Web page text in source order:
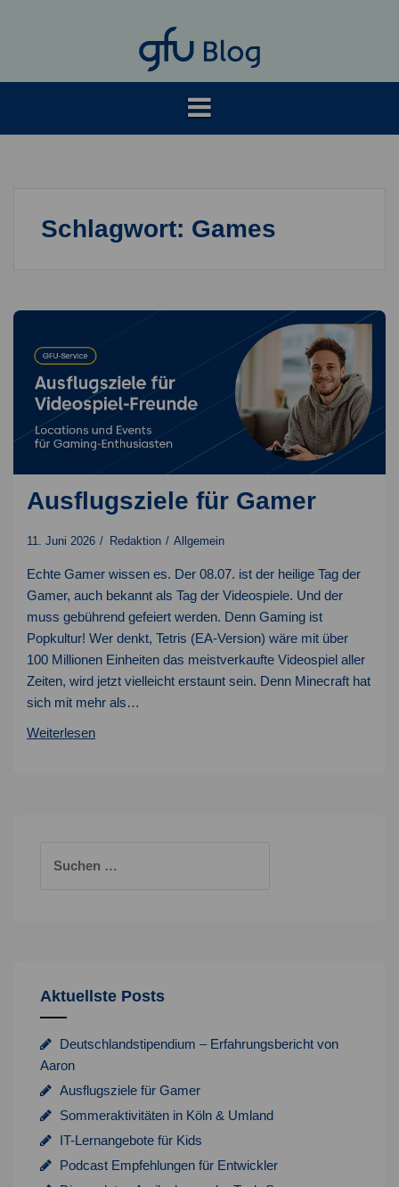
Schlagwort: Games
Ausflugsziele für Gamer
11. Juni 2026 Redaktion Allgemein
Echte Gamer wissen es. Der 08.07. ist der heilige Tag der
Gamer, auch bekannt als Tag der Videospiele. Und der
muss gebührend gefeiert werden. Denn Gaming ist
Popkultur! Wer denkt, Tetris (EA-Version) wäre mit über
100 Millionen Einheiten das meistverkaufte Videospiel aller
Zeiten, wird jetzt vielleicht erstaunt sein. Denn Minecraft hat
sich mit mehr als…
WeiterlesenAusflugsziele
nach:
Aktuellste Posts
Deutschlandstipendium – Erfahrungsbericht von
Aaron
Ausflugsziele für Gamer
Sommeraktivitäten in Köln & Umland
IT-Lernangebote für Kids
Podcast Empfehlungen für Entwickler